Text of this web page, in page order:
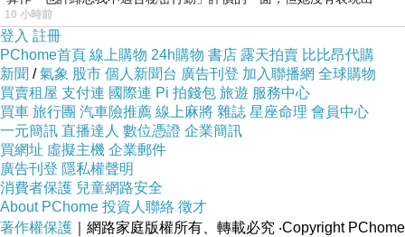
10 小時前
登入 註冊
PChome首頁 線上購物 24h購物 書店 露天拍賣 比比昂代購
新聞 /氣象 股市 個人新聞台 廣告刊登 加入聯播網 全球購物
買賣租屋 支付連 國際連 Pi 拍錢包 旅遊 服務中心
買車 旅行團 汽車險推薦 線上麻將 雜誌 星座命理 會員中心
一元簡訊 直播達人 數位憑證 企業簡訊
買網址 虛擬主機 企業郵件
廣告刊登 隱私權聲明
消費者保護 兒童網路安全
About PChome 投資人聯絡 徵才
著作權保護 ｜網路家庭版權所有、轉載必究 ‧Copyright PChome